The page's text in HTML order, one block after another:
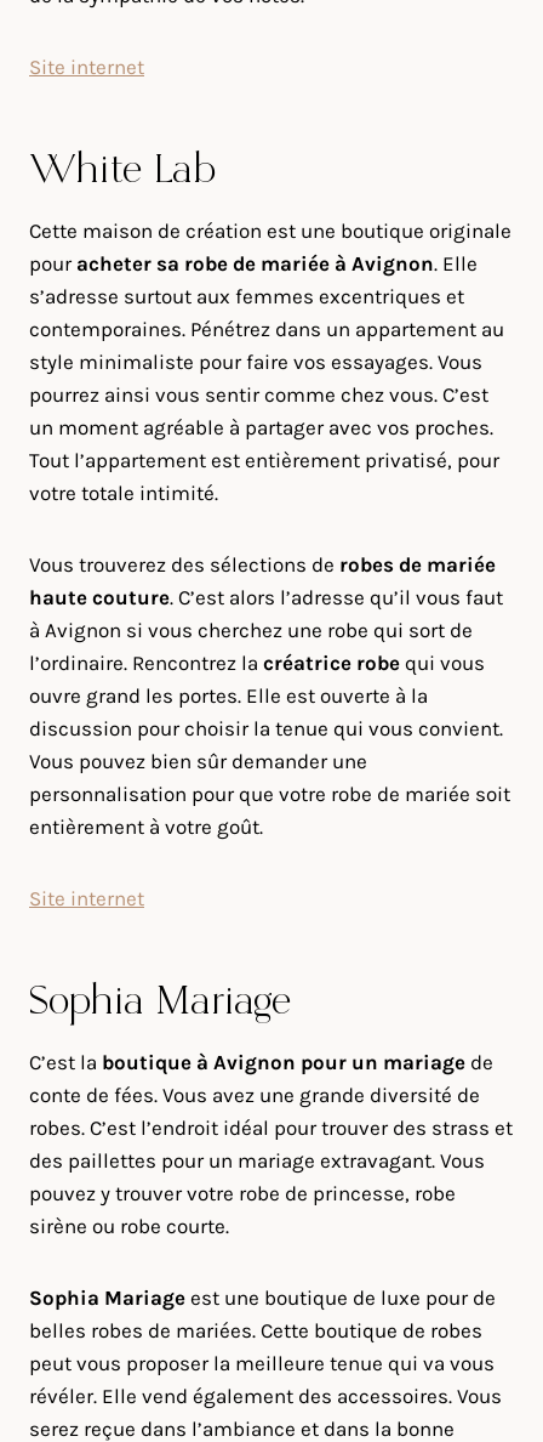
Site internet
White Lab
Cette maison de création est une boutique originale
pour acheter sa robe de mariée à Avignon. Elle
s’adresse surtout aux femmes excentriques et
contemporaines. Pénétrez dans un appartement au
style minimaliste pour faire vos essayages. Vous
pourrez ainsi vous sentir comme chez vous. C’est
un moment agréable à partager avec vos proches.
Tout l’appartement est entièrement privatisé, pour
votre totale intimité.
Vous trouverez des sélections de robes de mariée
haute couture. C’est alors l’adresse qu’il vous faut
à Avignon si vous cherchez une robe qui sort de
l’ordinaire. Rencontrez la créatrice robe qui vous
ouvre grand les portes. Elle est ouverte à la
discussion pour choisir la tenue qui vous convient.
Vous pouvez bien sûr demander une
personnalisation pour que votre robe de mariée soit
entièrement à votre goût.
Site internet
Sophia Mariage
C’est la boutique à Avignon pour un mariage de
conte de fées. Vous avez une grande diversité de
robes. C’est l’endroit idéal pour trouver des strass et
des paillettes pour un mariage extravagant. Vous
pouvez y trouver votre robe de princesse, robe
sirène ou robe courte.
Sophia Mariage est une boutique de luxe pour de
belles robes de mariées. Cette boutique de robes
peut vous proposer la meilleure tenue qui va vous
révéler. Elle vend également des accessoires. Vous
serez reçue dans l’ambiance et dans la bonne